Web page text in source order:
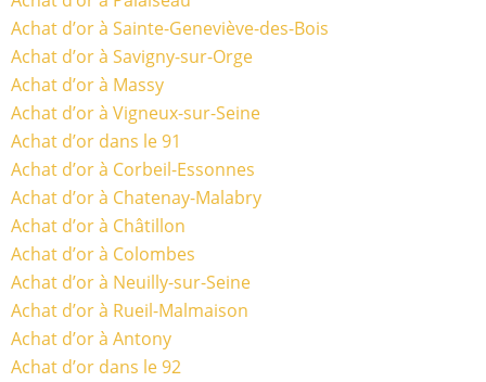
Achat d’or à Sainte-Geneviève-des-Bois
Achat d’or à Savigny-sur-Orge
Achat d’or à Massy
Achat d’or à Vigneux-sur-Seine
Achat d’or dans le 91
Achat d’or à Corbeil-Essonnes
Achat d’or à Chatenay-Malabry
Achat d’or à Châtillon
Achat d’or à Colombes
Achat d’or à Neuilly-sur-Seine
Achat d’or à Rueil-Malmaison
Achat d’or à Antony
Achat d’or dans le 92